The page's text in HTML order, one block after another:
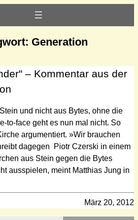
Generation
– Kommentar aus der
und nicht aus Bytes, ohne die
to-face geht es nun mal nicht. So
argumentiert. »Wir brauchen
dagegen Piotr Czerski in einem
aus Stein gegen die Bytes
ausspielen, meint Matthias Jung in
März 20, 2012